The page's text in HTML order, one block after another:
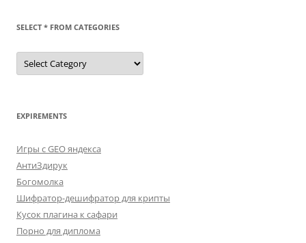
SELECT * FROM CATEGORIES
SELECT
FROM
EXPIREMENTS
Игры с GEO яндекса
АнтиЗдирук
Богомолка
Шифратор-дешифратор для крипты
Кусок плагина к сафари
Порно для диплома